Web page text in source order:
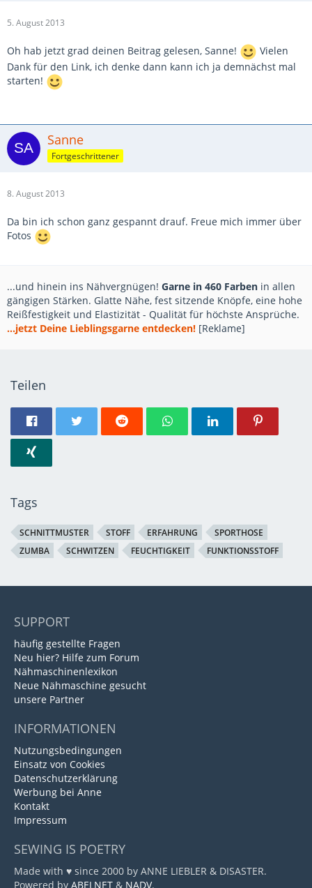
5. August 2013
Oh hab jetzt grad deinen Beitrag gelesen, Sanne!
Vielen
Dank für den Link, ich denke dann kann ich ja demnächst mal
starten!
Sanne
Fortgeschrittener
8. August 2013
Da bin ich schon ganz gespannt drauf. Freue mich immer über
Fotos
...und hinein ins Nähvergnügen! Garne in 460 Farben in allen
gängigen Stärken. Glatte Nähe, fest sitzende Knöpfe, eine hohe
Reißfestigkeit und Elastizität - Qualität für höchste Ansprüche.
...jetzt Deine Lieblingsgarne entdecken! [Reklame]
Teilen
Tags
SCHNITTMUSTER STOFF ERFAHRUNG
SPORTHOSE
ZUMBA
SCHWITZEN FEUCHTIGKEIT FUNKTIONSSTOFF
SUPPORT
häufig gestellte Fragen
Neu hier? Hilfe zum Forum
Nähmaschinenlexikon
Neue Nähmaschine gesucht
unsere Partner
INFORMATIONEN
Nutzungsbedingungen
Einsatz von Cookies
Datenschutzerklärung
Werbung bei Anne
Kontakt
Impressum
SEWING IS POETRY
Made with ♥ since 2000 by ANNE LIEBLER & DISASTER.
Powered by ABELNET & NADV.